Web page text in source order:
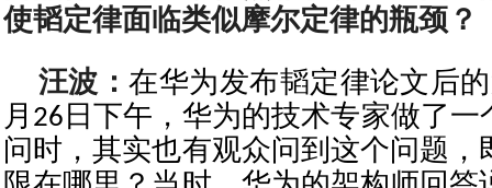
使韬定律面临类似摩尔定律的瓶颈？
汪波：在华为发布韬定律论文后
月26日下午，华为的技术专家做了
问时，其实也有观众问到这个问题